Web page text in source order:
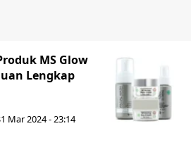
MS Glow
Lengkap
Mar 2024 - 23:14